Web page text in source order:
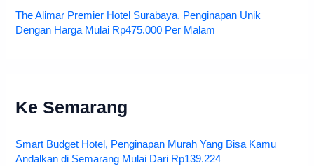
The Alimar Premier Hotel Surabaya, Penginapan Unik
Dengan Harga Mulai Rp475.000 Per Malam
Ke Semarang
Smart Budget Hotel, Penginapan Murah Yang Bisa Kamu
Andalkan di Semarang Mulai Dari Rp139.224